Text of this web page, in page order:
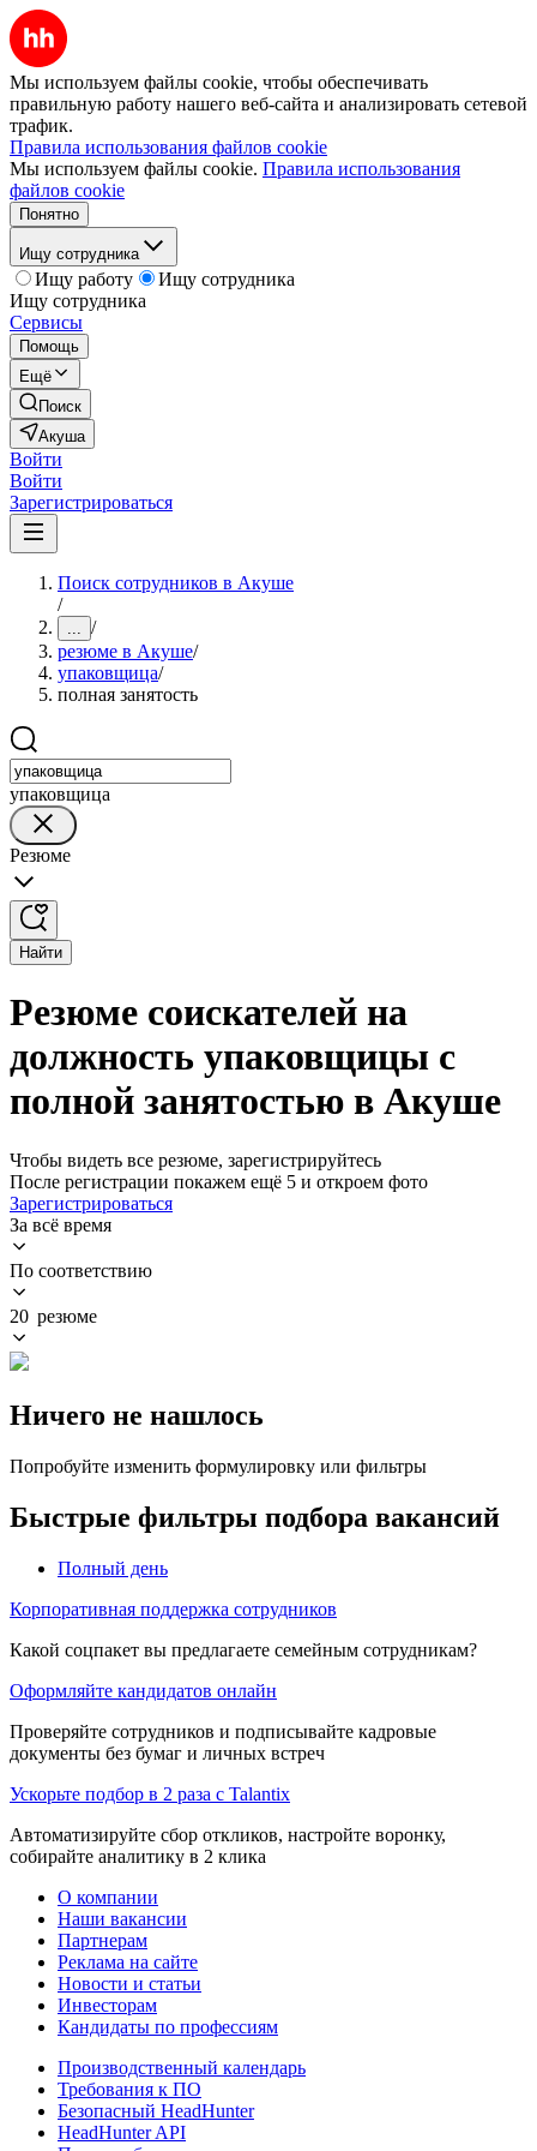
Мы используем файлы cookie, чтобы обеспечивать
правильную работу нашего веб-сайта и анализировать сетевой
трафик.
Правила использования файлов cookie
Мы используем файлы cookie. Правила использования
файлов cookie
Понятно
Ищу сотрудника
Ищу работу
Ищу сотрудника
Ищу сотрудника
Сервисы
Помощь
Ещё
Поиск
Акуша
Войти
Войти
Зарегистрироваться
Поиск сотрудников в Акуше
/
... /
резюме в Акуше/
упаковщица/
полная занятость
упаковщица
Резюме
Найти
Резюме соискателей на
должность упаковщицы с
полной занятостью в Акуше
Чтобы видеть все резюме, зарегистрируйтесь
После регистрации покажем ещё 5 и откроем фото
Зарегистрироваться
За всё время
По соответствию
20 резюме
Ничего не нашлось
Попробуйте изменить формулировку или фильтры
Быстрые фильтры подбора вакансий
Полный день
Корпоративная поддержка сотрудников
Какой соцпакет вы предлагаете семейным сотрудникам?
Оформляйте кандидатов онлайн
Проверяйте сотрудников и подписывайте кадровые
документы без бумаг и личных встреч
Ускорьте подбор в 2 раза с Talantix
Автоматизируйте сбор откликов, настройте воронку,
собирайте аналитику в 2 клика
О компании
Наши вакансии
Партнерам
Реклама на сайте
Новости и статьи
Инвесторам
Кандидаты по профессиям
Производственный календарь
Требования к ПО
Безопасный HeadHunter
HeadHunter API